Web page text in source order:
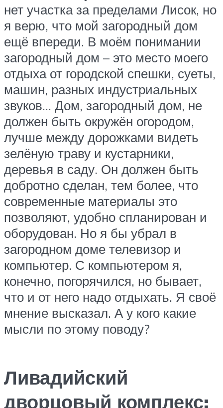
нет участка за пределами Лисок, но
я верю, что мой загородный дом
ещё впереди. В моём понимании
загородный дом – это место моего
отдыха от городской спешки, суеты,
машин, разных индустриальных
звуков… Дом, загородный дом, не
должен быть окружён огородом,
лучше между дорожками видеть
зелёную траву и кустарники,
деревья в саду. Он должен быть
добротно сделан, тем более, что
современные материалы это
позволяют, удобно спланирован и
оборудован. Но я бы убрал в
загородном доме телевизор и
компьютер. С компьютером я,
конечно, погорячился, но бывает,
что и от него надо отдыхать. Я своё
мнение высказал. А у кого какие
мысли по этому поводу?
Ливадийский
дворцовый комплекс: